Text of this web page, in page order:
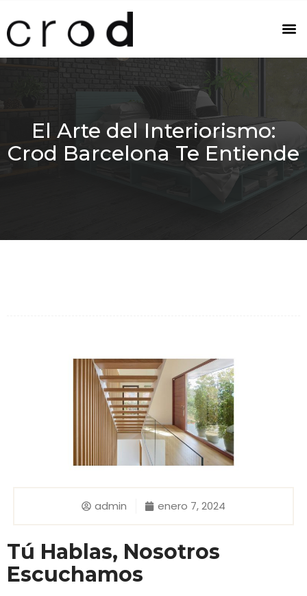
El Arte del Interiorismo:
Crod Barcelona Te Entiende
admin enero 7, 2024
Tú Hablas, Nosotros
Escuchamos